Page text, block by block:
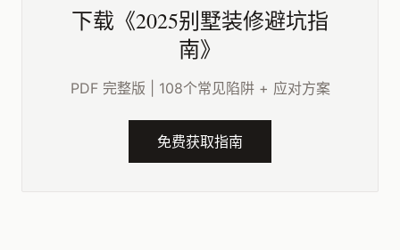
下载《2025别墅装修避坑指
南》
PDF 完整版 | 108个常见陷阱 + 应对方案
免费获取指南